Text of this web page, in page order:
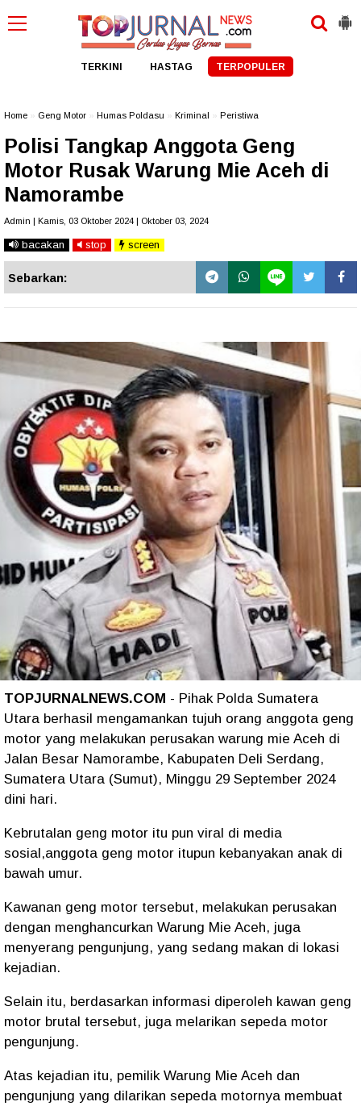
TERKINI HASTAG TERPOPULER
Home Geng Motor Humas Poldasu Kriminal Peristiwa
Polisi Tangkap Anggota Geng
Motor Rusak Warung Mie Aceh di
Namorambe
Admin | Kamis, 03 Oktober 2024 | Oktober 03, 2024
bacakan stop screen
Sebarkan:
TOPJURNALNEWS.COM - Pihak Polda Sumatera
Utara berhasil mengamankan tujuh orang anggota geng
motor yang melakukan perusakan warung mie Aceh di
Jalan Besar Namorambe, Kabupaten Deli Serdang,
Sumatera Utara (Sumut), Minggu 29 September 2024
dini hari.
Kebrutalan geng motor itu pun viral di media
sosial,anggota geng motor itupun kebanyakan anak di
bawah umur.
Kawanan geng motor tersebut, melakukan perusakan
dengan menghancurkan Warung Mie Aceh, juga
menyerang pengunjung, yang sedang makan di lokasi
kejadian.
Selain itu, berdasarkan informasi diperoleh kawan geng
motor brutal tersebut, juga melarikan sepeda motor
pengunjung.
Atas kejadian itu, pemilik Warung Mie Aceh dan
pengunjung yang dilarikan sepeda motornya membuat